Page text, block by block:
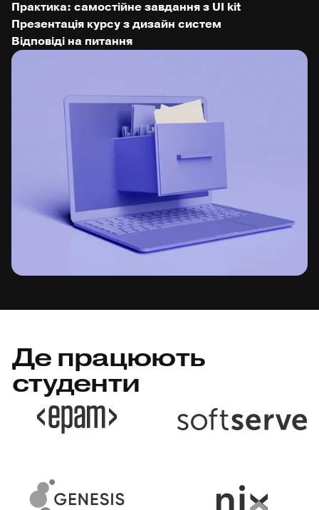
Практика: самостійне завдання з UI kit
Презентація курсу з дизайн систем
Відповіді на питання
Де працюють
студенти